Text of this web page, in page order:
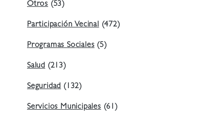
Otros (53)
Participación Vecinal(472)
Programas Sociales(5)
Salud (213)
Seguridad(132)
Servicios Municipales(61)